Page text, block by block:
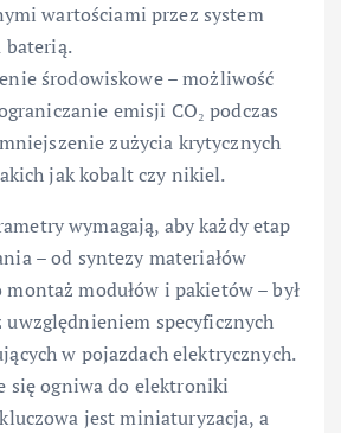
wartościami przez system
baterią.
środowiskowe – możliwość
emisji CO₂ podczas
zużycia krytycznych
jak kobalt czy nikiel.
wymagają, aby każdy etap
– od syntezy materiałów
modułów i pakietów – był
specyficznych
w pojazdach elektrycznych.
się ogniwa do elektroniki
jest miniaturyzacja, a